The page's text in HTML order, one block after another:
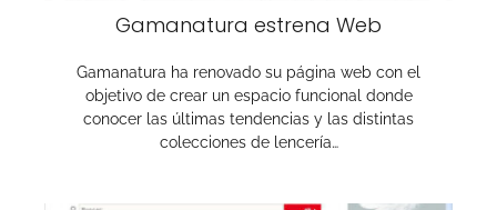
Gamanatura estrena Web
Gamanatura ha renovado su página web con el
objetivo de crear un espacio funcional donde
conocer las últimas tendencias y las distintas
colecciones de lencería…